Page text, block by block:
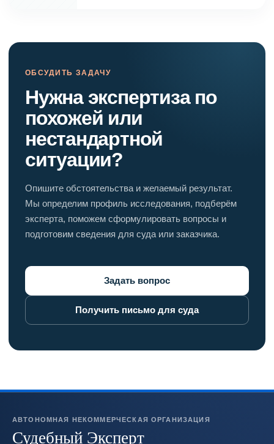
ОБСУДИТЬ ЗАДАЧУ
Нужна экспертиза по
похожей или
нестандартной
ситуации?
Опишите обстоятельства и желаемый результат.
Мы определим профиль исследования, подберём
эксперта, поможем сформулировать вопросы и
подготовим сведения для суда или заказчика.
Задать вопрос
Получить письмо для суда
АВТОНОМНАЯ НЕКОММЕРЧЕСКАЯ ОРГАНИЗАЦИЯ
Судебный Эксперт